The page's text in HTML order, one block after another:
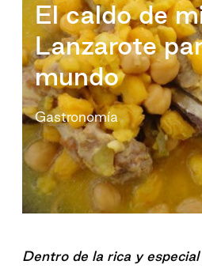
El caldo de
Lanzarote
mundo
Gastronomía
Dentro de la rica y